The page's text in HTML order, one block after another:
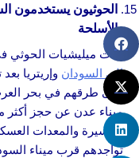
الحوثيون يستخدمون
الأسلحة
بدأت ميليشيات الحوثي
إلى السودان وإريتريا
على طرقهم في بحر
المسيرة والمعدات
تواجدهم قرب ميناء